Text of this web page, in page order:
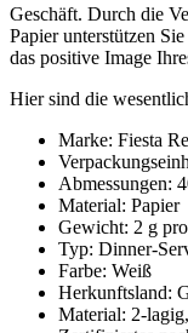
Geschäft. Durch die
Papier unterstützen
das positive Image
Hier sind die
Marke: Fiesta
Abmessungen:
Material: Papier
Gewicht: 2 g
Typ: Dinner-
Farbe: Weiß
Herkunftsland:
Material: 2-